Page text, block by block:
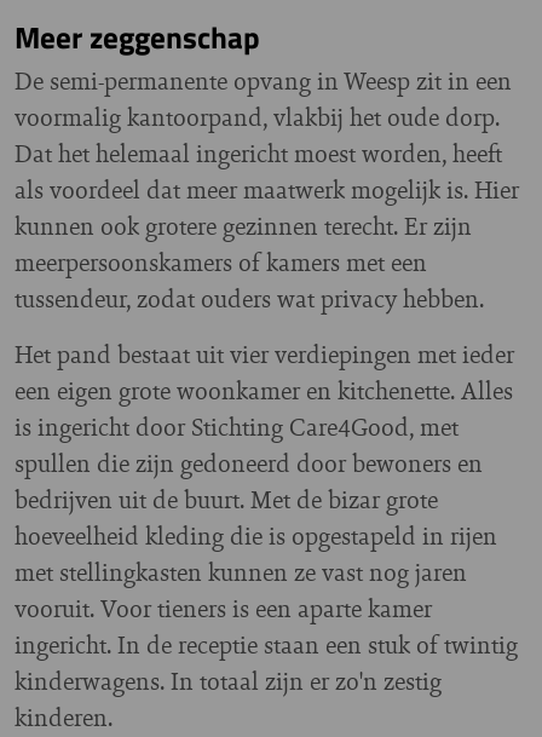
Meer zeggenschap
De semi-permanente opvang in Weesp zit in een
voormalig kantoorpand, vlakbij het oude dorp.
Dat het helemaal ingericht moest worden, heeft
als voordeel dat meer maatwerk mogelijk is. Hier
kunnen ook grotere gezinnen terecht. Er zijn
meerpersoonskamers of kamers met een
tussendeur, zodat ouders wat privacy hebben.
Het pand bestaat uit vier verdiepingen met ieder
een eigen grote woonkamer en kitchenette. Alles
is ingericht door Stichting Care4Good, met
spullen die zijn gedoneerd door bewoners en
bedrijven uit de buurt. Met de bizar grote
hoeveelheid kleding die is opgestapeld in rijen
met stellingkasten kunnen ze vast nog jaren
vooruit. Voor tieners is een aparte kamer
ingericht. In de receptie staan een stuk of twintig
kinderwagens. In totaal zijn er zo'n zestig
kinderen.